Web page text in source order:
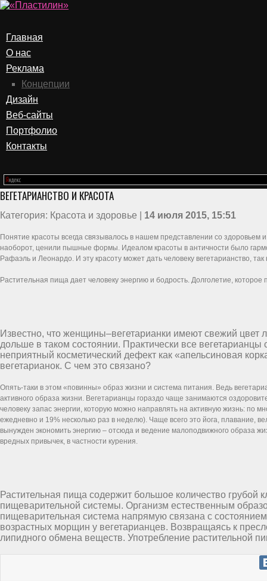
Главная
О нас
Реклама
Концепции
Дизайн
Веб-сайты
Портфолио
Контакты
ВЕГЕТАРИАНСТВО И КРАСОТА
Категория: Красота и здоровье | 14 июля 2015, 15:51
Понятие красоты всегда связывалось в нашем представлении со
наоборот, ценили пышные формы. Идеалом красоты в античности было
Рафаэль и Леонардо. И эту красоту может дать человеку вегетарианство,
Растительная пища дает человеку энергию и бодрость. Долголетие,
Известно, что женщины–вегетарианки имеют свежий цвет
дольше в таком состоянии. Практически все
неприятный косметический дефект как «апельсиновая
вегетарианок. С чем это связано?
Опять-таки в этом «повинны» образ жизни и система питания. Ведь
активного образа жизни. Вегетарианцы гораздо чаще занимаются
человеку запас энергии, которую можно направлять на активную жизнь: по
ежедневно и 19% несколько раз в неделю). Чаще всего это йога, плавание,
вынужден экономить энергию – отсюда и ведение малоподвижного образа
вредных привычек, в частности курения.
Растительная пища содержит большое количество
пищеварительной системы. Организм естественным
пищеварительная система напрямую связана с
возрастных морщин у вегетарианцев. Возвращаясь к
липидного обмена веществ. Употребление растительной